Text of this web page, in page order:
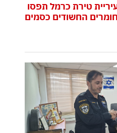
טירת כרמל תפסו
החשודים כסמים